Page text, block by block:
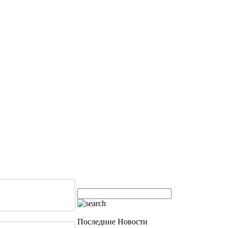
Последние Новости